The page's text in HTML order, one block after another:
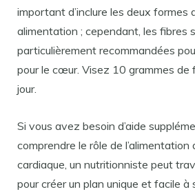
important d’inclure les deux formes
alimentation ; cependant, les fibres
particulièrement recommandées
pour le cœur. Visez 10 grammes de
jour.
Si vous avez besoin d’aide
comprendre le rôle de l’alimentation
cardiaque, un nutritionniste peut
pour créer un plan unique et facile à